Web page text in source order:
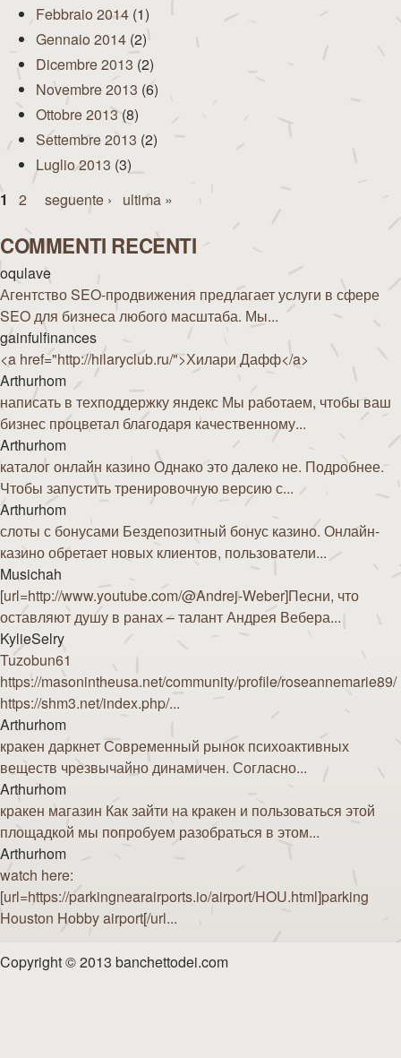
Febbraio 2014 (1)
Gennaio 2014 (2)
Dicembre 2013 (2)
Novembre 2013 (6)
Ottobre 2013 (8)
Settembre 2013 (2)
Luglio 2013 (3)
Pagine
1 2 seguente › ultima »
COMMENTI RECENTI
oqulave
Агентство SEO-продвижения предлагает услуги в сфере
SEO для бизнеса любого масштаба. Мы...
gainfulfinances
<a href="http://hilaryclub.ru/">Хилари Дафф</a>
Arthurhom
написать в техподдержку яндекс Мы работаем, чтобы ваш
бизнес процветал благодаря качественному...
Arthurhom
каталог онлайн казино Однако это далеко не. Подробнее.
Чтобы запустить тренировочную версию с...
Arthurhom
слоты с бонусами Бездепозитный бонус казино. Онлайн-
казино обретает новых клиентов, пользователи...
Musichah
[url=http://www.youtube.com/@Andrej-Weber]Песни, что
оставляют душу в ранах – талант Андрея Вебера...
KylieSelry
Tuzobun61
https://masonintheusa.net/community/profile/roseannemarie89/
https://shm3.net/index.php/...
Arthurhom
кракен даркнет Современный рынок психоактивных
веществ чрезвычайно динамичен. Согласно...
Arthurhom
кракен магазин Как зайти на кракен и пользоваться этой
площадкой мы попробуем разобраться в этом...
Arthurhom
watch here:
[url=https://parkingnearairports.io/airport/HOU.html]parking
Houston Hobby airport[/url...
Copyright © 2013 banchettodei.com